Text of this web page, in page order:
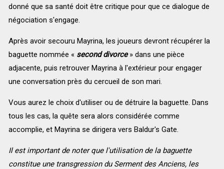
donné que sa santé doit être critique pour que ce dialogue de
négociation s'engage.
Après avoir secouru Mayrina, les joueurs devront récupérer la
baguette nommée « second divorce» dans une pièce
adjacente, puis retrouver Mayrina à l'extérieur pour engager
une conversation près du cercueil de son mari.
Vous aurez le choix d'utiliser ou de détruire la baguette. Dans
tous les cas, la quête sera alors considérée comme
accomplie, et Mayrina se dirigera vers Baldur's Gate.
Il est important de noter que l'utilisation de la baguette
constitue une transgression du Serment des Anciens, les